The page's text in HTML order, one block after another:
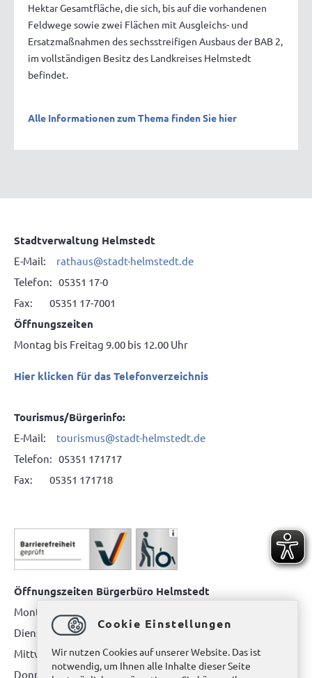
Hektar Gesamtfläche, die sich, bis auf die vorhandenen
Feldwege sowie zwei Flächen mit Ausgleichs- und
Ersatzmaßnahmen des sechsstreifigen Ausbaus der BAB 2,
im vollständigen Besitz des Landkreises Helmstedt
befindet.
Alle Informationen zum Thema finden Sie hier
Stadtverwaltung Helmstedt
E-Mail: rathaus@stadt-helmstedt.de
Telefon: 05351 17-0
Fax: 05351 17-7001
Öffnungszeiten
Montag bis Freitag 9.00 bis 12.00 Uhr
Hier klicken für das Telefonverzeichnis
Tourismus/Bürgerinfo:
E-Mail: tourismus@stadt-helmstedt.de
Telefon: 05351 171717
Fax: 05351 171718
Öffnungszeiten Bürgerbüro Helmstedt
Montag: 08.00 bis 12.00 Uhr
Dienstag: 08.00 bis 12.00 Uhr & 15.00 Uhr bis 17.00 Uhr
Mittwoch: nur nach Terminvereinbarung
Donnerstag: 08.00 bis 12.00 Uhr & 14.00 Uhr bis 16.00 Uhr
Cookie Einstellungen
Wir nutzen Cookies auf unserer Website. Das ist
notwendig, um Ihnen alle Inhalte dieser Seite